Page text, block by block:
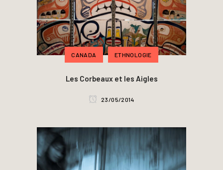
CANADA ETHNOLOGIE
Les Corbeaux et les Aigles
23/05/2014